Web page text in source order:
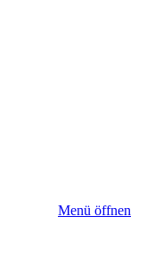
Menü öffnen